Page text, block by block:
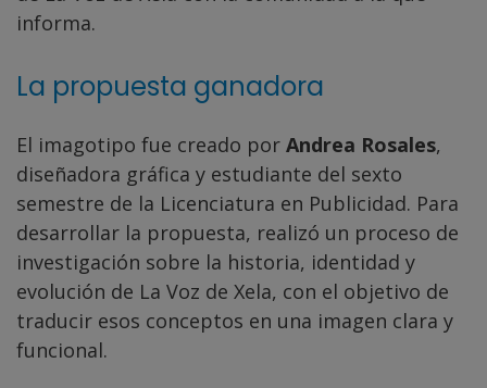
informa.
La propuesta ganadora
El imagotipo fue creado por Andrea Rosales,
diseñadora gráfica y estudiante del sexto
semestre de la Licenciatura en Publicidad. Para
desarrollar la propuesta, realizó un proceso de
investigación sobre la historia, identidad y
evolución de La Voz de Xela, con el objetivo de
traducir esos conceptos en una imagen clara y
funcional.